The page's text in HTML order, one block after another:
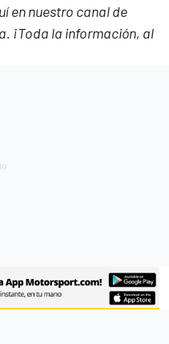
en nuestro canal de
¡Toda la información, al